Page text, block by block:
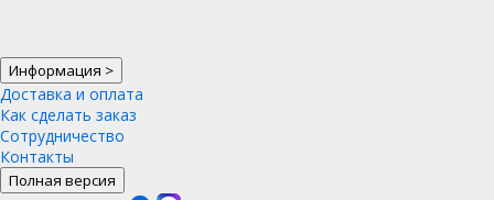
Информация >
Доставка и оплата
Как сделать заказ
Сотрудничество
Контакты
Полная версия